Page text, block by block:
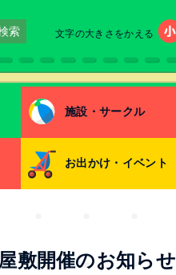
文字の大きさをかえる
施設・サークル
お出かけ・イベント
敷開催のお知らせ